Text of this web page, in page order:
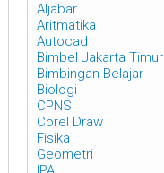
Aljabar
Aritmatika
Autocad
Bimbel Jakarta Timur
Bimbingan Belajar
Biologi
CPNS
Corel Draw
Fisika
Geometri